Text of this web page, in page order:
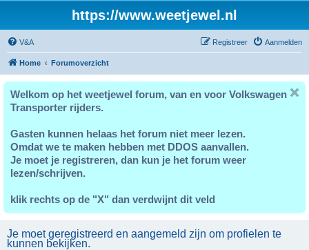
https://www.weetjewel.nl
V&A Aanmelden
Registreer
Home Forumoverzicht
Welkom op het weetjewel forum, van en voor Volkswagen
Transporter rijders.
Gasten kunnen helaas het forum niet meer lezen.
Omdat we te maken hebben met DDOS aanvallen.
Je moet je registreren, dan kun je het forum weer
lezen/schrijven.
klik rechts op de "X" dan verdwijnt dit veld
Je moet geregistreerd en aangemeld zijn om profielen te
kunnen bekijken.